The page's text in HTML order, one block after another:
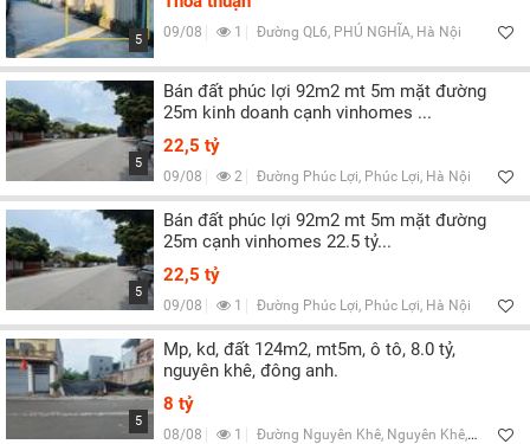
5 09/08 1 Đường QL6, PHÚ NGHĨA, Hà Nội
5
Bán đất phúc lợi 92m2 mt 5m mặt đường
25m kinh doanh cạnh vinhomes ...
22,5 tỷ
09/08 2 Đường Phúc Lợi, Phúc Lợi, Hà Nội
5
Bán đất phúc lợi 92m2 mt 5m mặt đường
25m cạnh vinhomes 22.5 tỷ...
22,5 tỷ
09/08 1 Đường Phúc Lợi, Phúc Lợi, Hà Nội
5
Mp, kd, đất 124m2, mt5m, ô tô, 8.0 tỷ,
nguyên khê, đông anh.
8 tỷ
08/08 1 Đường Nguyên Khê, Nguyên Khê, Hà Nội